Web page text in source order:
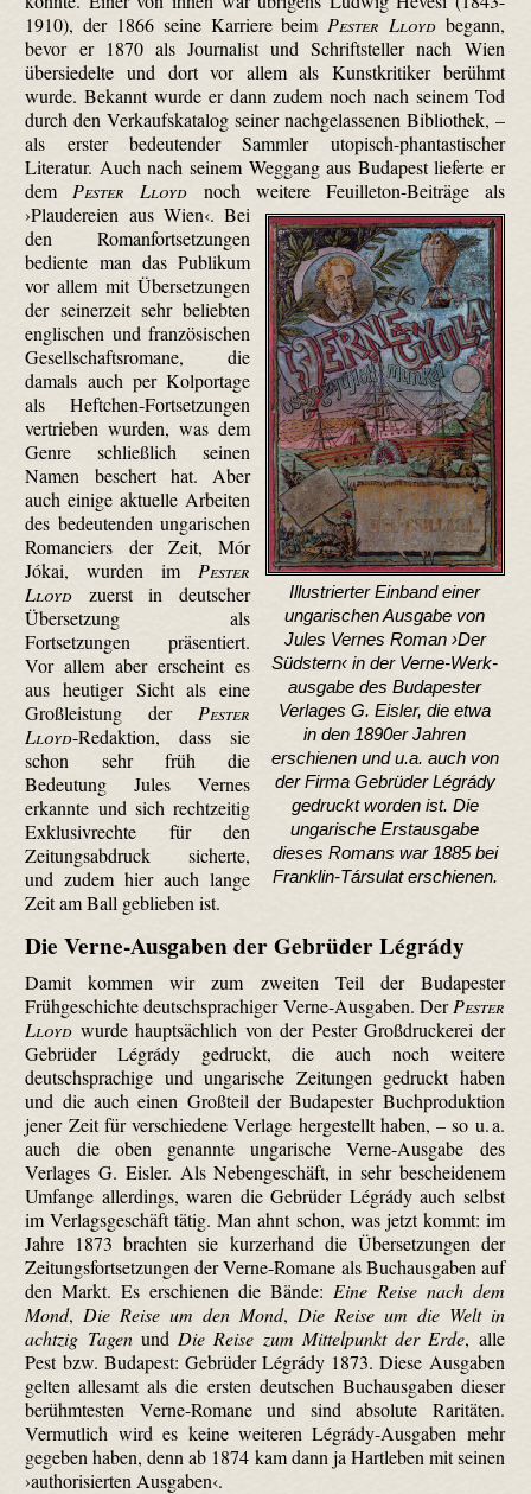
1910), der 1866 seine Karriere beim Pester Lloydbegann,
bevor er 1870 als Journalist und Schriftsteller nach Wien
übersiedelte und dort vor allem als Kunstkritiker berühmt
wurde. Bekannt wurde er dann zudem noch nach seinem Tod
durch den Verkaufskatalog seiner nachgelassenen Bibliothek, –
als erster bedeutender Sammler utopisch-phantastischer
Literatur. Auch nach seinem Weggang aus Budapest lieferte er
dem Pester Lloyd noch weitere Feuilleton-Beiträge als
›Plaudereien aus Wien‹.
Illustrierter Einband einer
ungarischen Ausgabe von
Jules Vernes Roman ›Der
Südstern‹ in der Verne-Werk­
ausgabe des Budapester
Verlages G. Eisler, die etwa
in den 1890er Jahren
erschienen und u.a. auch von
der Firma Gebrüder Légrády
gedruckt worden ist. Die
ungarische Erstausgabe
dieses Romans war 1885 bei
Franklin-Társulat erschienen.
Bei
den Romanfortsetzungen
bediente man das Publikum
vor allem mit Übersetzungen
der seinerzeit sehr beliebten
englischen und französischen
Gesellschaftsromane, die
damals auch per Kolportage
als Heftchen-Fortsetzungen
vertrieben wurden, was dem
Genre schließlich seinen
Namen beschert hat. Aber
auch einige aktuelle Arbeiten
des bedeutenden ungarischen
Romanciers der Zeit, Mór
Jókai, wurden im Pester
Lloyd zuerst in deutscher
Übersetzung als
Fortsetzungen präsentiert.
Vor allem aber erscheint es
aus heutiger Sicht als eine
Großleistung der Pester
Lloyd-Redaktion, dass sie
schon sehr früh die
Bedeutung Jules Vernes
erkannte und sich rechtzeitig
Exklusivrechte für den
Zeitungsabdruck sicherte,
und zudem hier auch lange
Zeit am Ball geblieben ist.
Die Verne-Ausgaben der Gebrüder Légrády
Damit kommen wir zum zweiten Teil der Budapester
Frühgeschichte deutschsprachiger Verne-Ausgaben. DerPester
Lloyd wurde hauptsächlich von der Pester Großdruckerei der
Gebrüder Légrády gedruckt, die auch noch weitere
deutschsprachige und ungarische Zeitungen gedruckt haben
und die auch einen Großteil der Budapester Buchproduktion
jener Zeit für verschiedene Verlage hergestellt haben, – so u. a.
auch die oben genannte ungarische Verne-Ausgabe des
Verlages G. Eisler. Als Nebengeschäft, in sehr bescheidenem
Umfange allerdings, waren die Gebrüder Légrády auch selbst
im Verlagsgeschäft tätig. Man ahnt schon, was jetzt kommt: im
Jahre 1873 brachten sie kurzerhand die Übersetzungen der
Zeitungsfortsetzungen der Verne-Romane als Buchausgaben auf
den Markt. Es erschienen die Bände: Eine Reise nach dem
Mond, Die Reise um den Mond, Die Reise um die Welt in
achtzig Tagenund Die Reise zum Mittelpunkt der Erde, alle
Pest bzw. Budapest: Gebrüder Légrády 1873. Diese Ausgaben
gelten allesamt als die ersten deutschen Buchausgaben dieser
berühmtesten Verne-Romane und sind absolute Raritäten.
Vermutlich wird es keine weiteren Légrády-Ausgaben mehr
gegeben haben, denn ab 1874 kam dann ja Hartleben mit seinen
›authori­sierten Ausgaben‹.